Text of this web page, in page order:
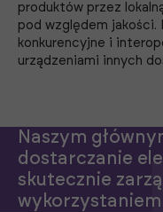
produktów przez
pod względem jakości.
konkurencyjne i
urządzeniami innych
Naszym
dostarczanie
skutecznie